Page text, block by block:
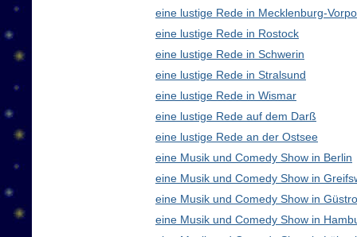
eine lustige Rede in Mecklenburg-
eine lustige Rede in Rostock
eine lustige Rede in Schwerin
eine lustige Rede in Stralsund
eine lustige Rede in Wismar
eine lustige Rede auf dem Darß
eine lustige Rede an der Ostsee
eine Musik und Comedy Show in Berlin
eine Musik und Comedy Show in
eine Musik und Comedy Show in
eine Musik und Comedy Show in